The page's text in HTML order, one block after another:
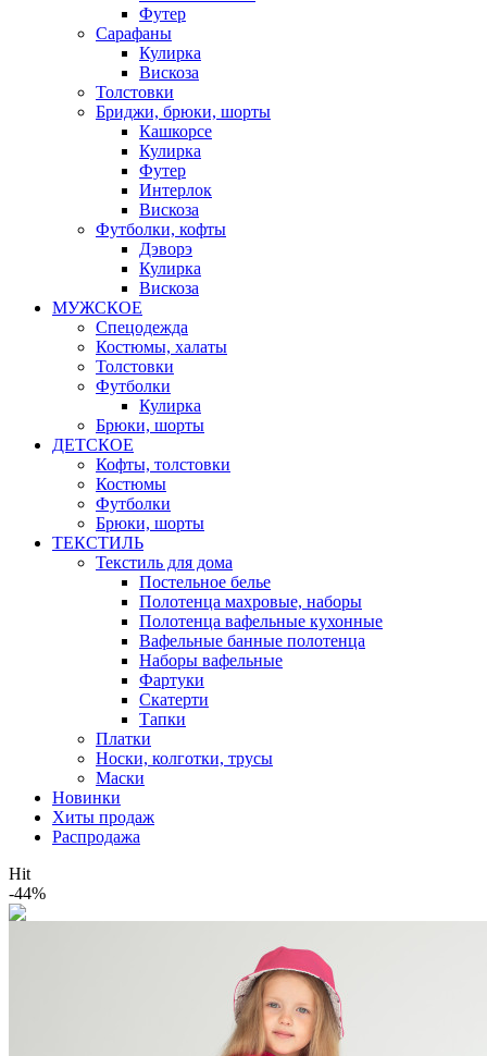
Футер
Сарафаны
Кулирка
Вискоза
Толстовки
Бриджи, брюки, шорты
Кашкорсе
Кулирка
Футер
Интерлок
Вискоза
Футболки, кофты
Дэворэ
Кулирка
Вискоза
МУЖСКОЕ
Спецодежда
Костюмы, халаты
Толстовки
Футболки
Кулирка
Брюки, шорты
ДЕТСКОЕ
Кофты, толстовки
Костюмы
Футболки
Брюки, шорты
ТЕКСТИЛЬ
Текстиль для дома
Постельное белье
Полотенца махровые, наборы
Полотенца вафельные кухонные
Вафельные банные полотенца
Наборы вафельные
Фартуки
Скатерти
Тапки
Платки
Носки, колготки, трусы
Маски
Новинки
Хиты продаж
Распродажа
Hit
-44%